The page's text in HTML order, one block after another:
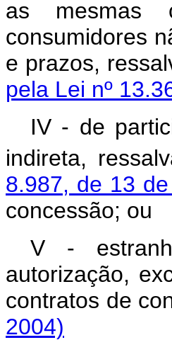
as mesmas
consumidores
e prazos,
pela Lei nº
IV - de
indireta,
8.987, de 13
concessão;
V -
autorização,
contratos
2004)